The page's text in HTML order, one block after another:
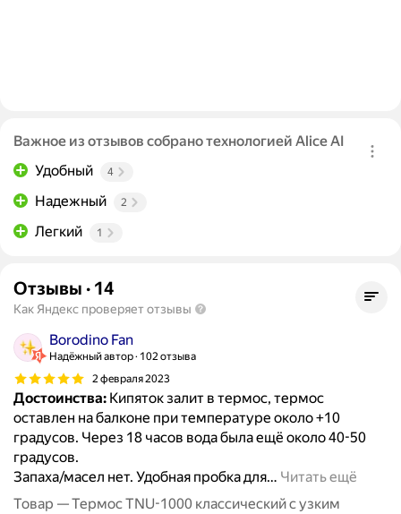
Важное из отзывов собрано технологией Alice AI
Удобный
4
Надежный 2
Легкий 1
Отзывы · 14
Как Яндекс проверяет отзывы
Borodino Fan
Надёжный автор 102 отзыва
2 февраля 2023
Достоинства: Кипяток залит в термос, термос
оставлен на балконе при температуре около +10
градусов. Через 18 часов вода была ещё около 40-50
градусов.
Запаха/масел нет. Удобная пробка для… Читать ещё
Товар — Термос TNU-1000 классический с узким